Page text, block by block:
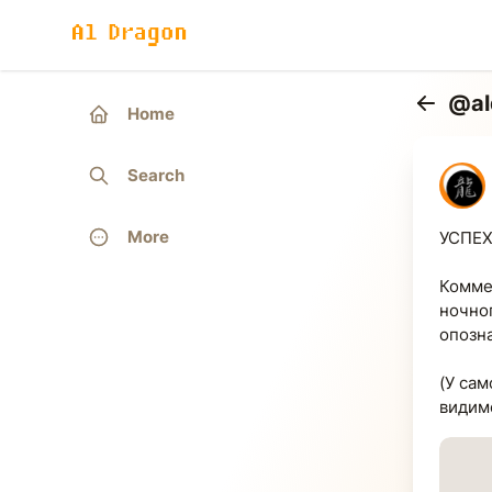
Home
Search
More
(У